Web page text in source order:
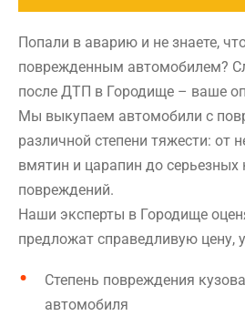
Попали в аварию и не знаете,
поврежденным автомобилем?
после ДТП в Городище – ваше
Мы выкупаем автомобили с
различной степени тяжести: от
вмятин и царапин до серьезных
повреждений.
Наши эксперты в Городище
предложат справедливую цену,
Степень повреждения
автомобиля